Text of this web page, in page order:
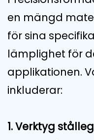
en mängd
för sina
lämplighet för
applikationen.
inkluderar:
1. Verktyg